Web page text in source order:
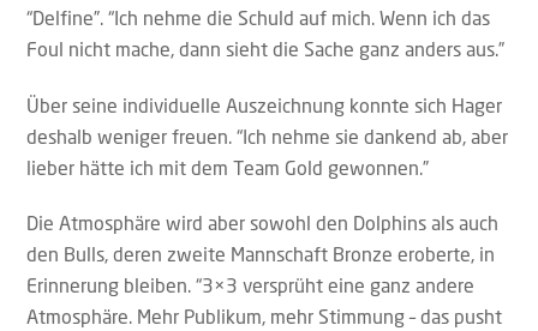
“Delfine”. “Ich nehme die Schuld auf mich. Wenn ich das
Foul nicht mache, dann sieht die Sache ganz anders aus.”
Über seine individuelle Auszeichnung konnte sich Hager
deshalb weniger freuen. “Ich nehme sie dankend ab, aber
lieber hätte ich mit dem Team Gold gewonnen.”
Die Atmosphäre wird aber sowohl den Dolphins als auch
den Bulls, deren zweite Mannschaft Bronze eroberte, in
Erinnerung bleiben. “3×3 versprüht eine ganz andere
Atmosphäre. Mehr Publikum, mehr Stimmung – das pusht